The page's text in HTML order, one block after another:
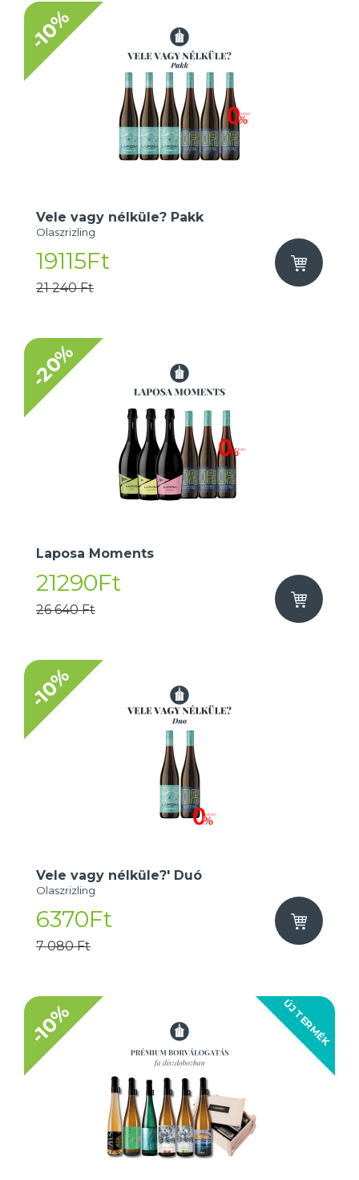
-10%
Vele vagy nélküle? Pakk
Olaszrizling
19115Ft
21 240 Ft
-20%
Laposa Moments
21290Ft
26 640 Ft
-10%
Vele vagy nélküle?' Duó
Olaszrizling
6370Ft
7 080 Ft
ÚJ TERMÉK
-10%